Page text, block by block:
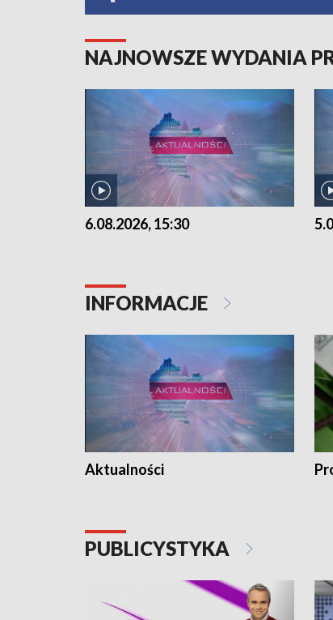
NAJNOWSZE WYDANIA
6.08.2026, 15:30
INFORMACJE
Aktualności
PUBLICYSTYKA